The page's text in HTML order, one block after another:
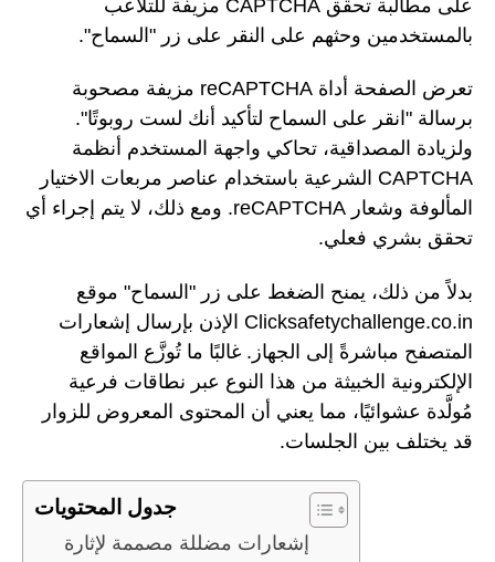
على مطالبة تحقق CAPTCHA مزيفة للتلاعب
بالمستخدمين وحثهم على النقر على زر "السماح".
تعرض الصفحة أداة reCAPTCHA مزيفة مصحوبة
برسالة "انقر على السماح لتأكيد أنك لست روبوتًا".
ولزيادة المصداقية، تحاكي واجهة المستخدم أنظمة
CAPTCHA الشرعية باستخدام عناصر مربعات الاختيار
المألوفة وشعار reCAPTCHA. ومع ذلك، لا يتم إجراء أي
تحقق بشري فعلي.
بدلاً من ذلك، يمنح الضغط على زر "السماح" موقع
Clicksafetychallenge.co.in الإذن بإرسال إشعارات
المتصفح مباشرةً إلى الجهاز. غالبًا ما تُوزَّع المواقع
الإلكترونية الخبيثة من هذا النوع عبر نطاقات فرعية
مُولَّدة عشوائيًا، مما يعني أن المحتوى المعروض للزوار
قد يختلف بين الجلسات.
جدول المحتويات
إشعارات مضللة مصممة لإثارة